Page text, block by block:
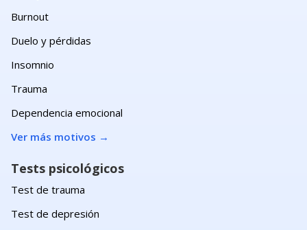
Burnout
Duelo y pérdidas
Insomnio
Trauma
Dependencia emocional
Ver más motivos →
Tests psicológicos
Test de trauma
Test de depresión